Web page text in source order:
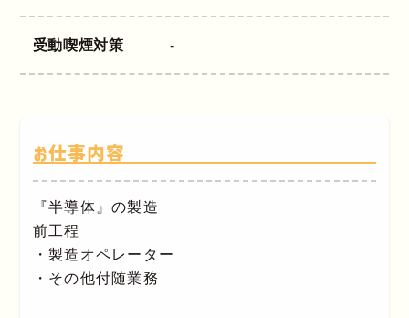
受動喫煙対策 -
お仕事内容
『半導体』の製造
前工程
・製造オペレーター
・その他付随業務